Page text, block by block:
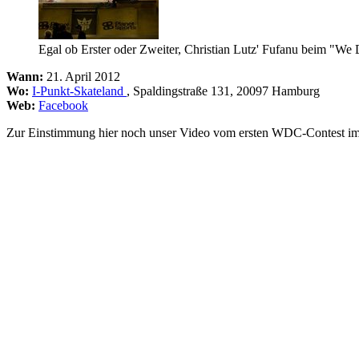
Egal ob Erster oder Zweiter, Christian Lutz' Fufanu beim
Wann: 21. April 2012
Wo: I-Punkt-Skateland , Spaldingstraße 131, 20097 Hamburg
Web: Facebook
Zur Einstimmung hier noch unser Video vom ersten WDC-Contest